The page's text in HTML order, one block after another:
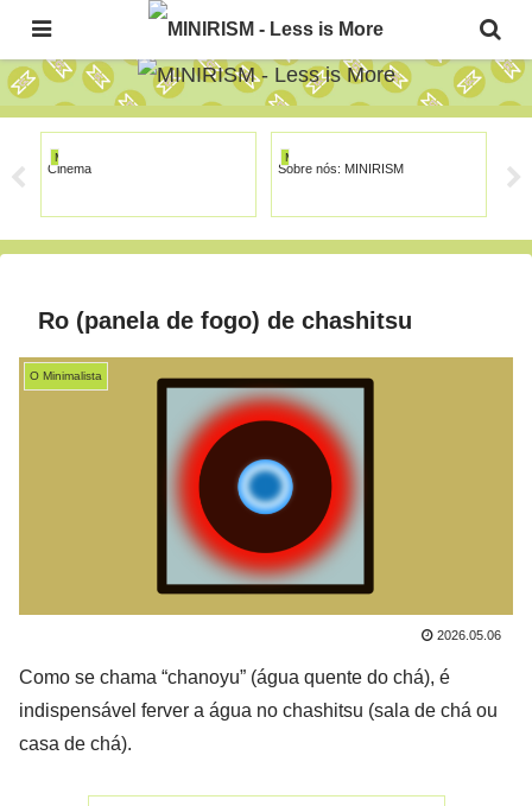
The Japanese Minimalism Art Movement!
MINIRISM
Cinema
MINIRISM
Sobre nós: MINIRISM
Ro (panela de fogo) de chashitsu
O Minimalista
2026.05.06
Como se chama “chanoyu” (água quente do chá), é
indispensável ferver a água no chashitsu (sala de chá ou
casa de chá).